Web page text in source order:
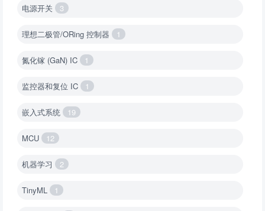
电源开关 3
理想二极管/ORing 控制器 1
氮化镓 (GaN) IC 1
监控器和复位 IC 1
嵌入式系统 19
MCU 12
机器学习 2
TinyML 1